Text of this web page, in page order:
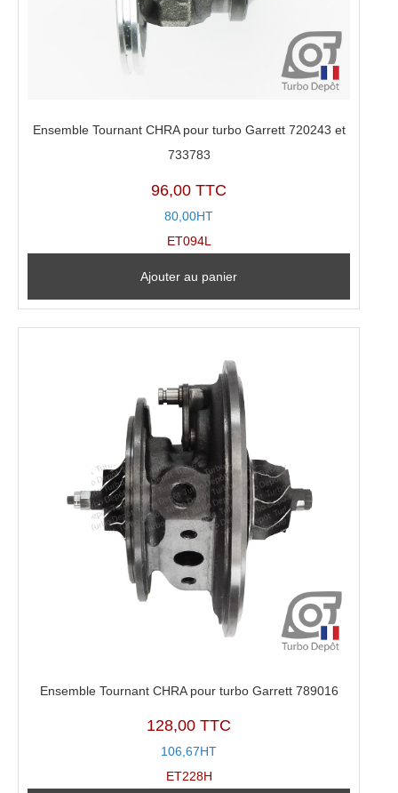
Ensemble Tournant CHRA pour turbo Garrett 720243 et
733783
96,00 TTC
80,00HT
ET094L
Ajouter au panier
Ensemble Tournant CHRA pour turbo Garrett 789016
128,00 TTC
106,67HT
ET228H